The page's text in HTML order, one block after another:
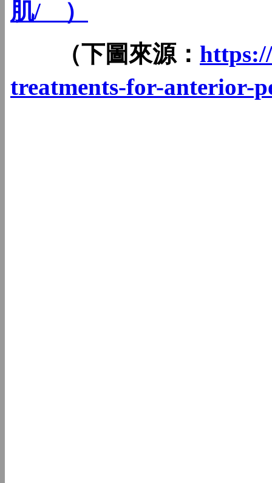
肌/ ）
（下圖來源：
treatments-for-